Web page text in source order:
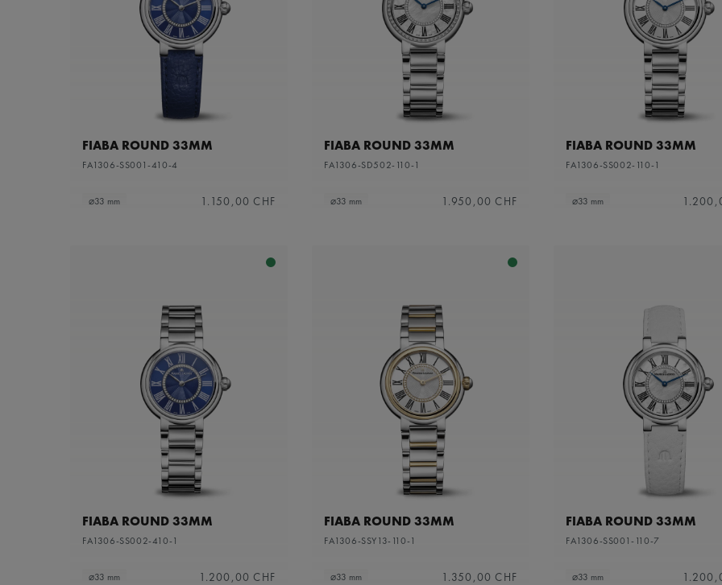
FIABA ROUND 33MM
FA1306-SS001-410-4
⌀33 mm 1.150,00 CHF
FIABA ROUND 33MM
FA1306-SD502-110-1
⌀33 mm 1.950,00 CHF
FIABA ROUND 33MM
FA1306-SS002-110-1
⌀33 mm
FIABA ROUND 33MM
FA1306-SS002-410-1
⌀33 mm 1.200,00 CHF
FIABA ROUND 33MM
FA1306-SSY13-110-1
⌀33 mm 1.350,00 CHF
FIABA ROUND 33MM
FA1306-SS001-110-7
⌀33 mm